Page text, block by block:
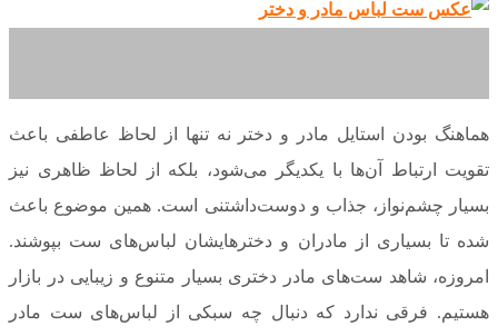
هماهنگ بودن استایل مادر و دختر نه تنها از لحاظ عاطفی باعث
تقویت ارتباط آن‌ها با یکدیگر می‌شود، بلکه از لحاظ ظاهری نیز
بسیار چشم‌نواز، جذاب و دوست‌داشتنی است. همین موضوع باعث
شده تا بسیاری از مادران و دخترهایشان لباس‌های ست بپوشند.
امروزه، شاهد ست‌های مادر دختری بسیار متنوع و زیبایی در بازار
هستیم. فرقی ندارد که دنبال چه سبکی از لباس‌های ست مادر